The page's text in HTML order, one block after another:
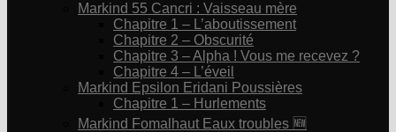
Markind 55 Cancri : Vaisseau mère
Chapitre 1 – L’aboutissement
Chapitre 2 – Obscurité
Chapitre 3 – Alpha ! Vous me recevez ?
Chapitre 4 – L’éveil
Markind Epsilon Eridani Poussières
Chapitre 1 – Hurlements
Markind Fomalhaut Eaux troubles 🆕